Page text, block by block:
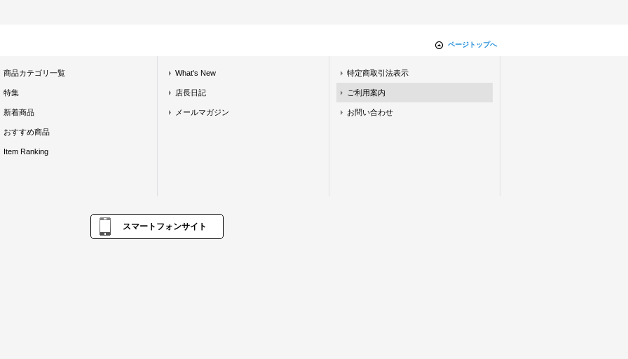
ページトップへ
商品カテゴリ一覧
特集
新着商品
おすすめ商品
Item Ranking
What's New
店長日記
メールマガジン
特定商取引法表示
ご利用案内
お問い合わせ
スマートフォンサイト